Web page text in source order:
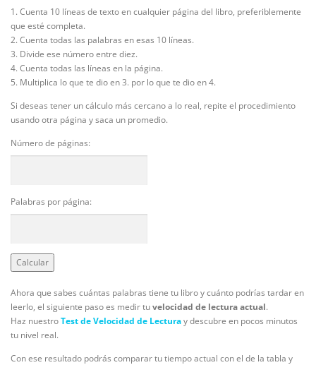
1. Cuenta 10 líneas de texto en cualquier página del libro, preferiblemente
que esté completa.
2. Cuenta todas las palabras en esas 10 líneas.
3. Divide ese número entre diez.
4. Cuenta todas las líneas en la página.
5. Multiplica lo que te dio en 3. por lo que te dio en 4.
Si deseas tener un cálculo más cercano a lo real, repite el procedimiento
usando otra página y saca un promedio.
Número de páginas:
Palabras por página:
Calcular
Ahora que sabes cuántas palabras tiene tu libro y cuánto podrías tardar en
leerlo, el siguiente paso es medir tuvelocidad de lectura actual.
Haz nuestroTest de Velocidad de Lecturay descubre en pocos minutos
tu nivel real.
Con ese resultado podrás comparar tu tiempo actual con el de la tabla y